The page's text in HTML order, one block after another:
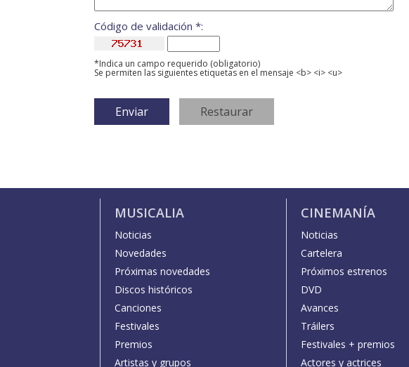
Código de validación *:
*Indica un campo requerido (obligatorio)
Se permiten las siguientes etiquetas en el mensaje <b> <i> <u>
MUSICALIA
Noticias
Novedades
Próximas novedades
Discos históricos
Canciones
Festivales
Premios
Artistas y grupos
CINEMANÍA
Noticias
Cartelera
Próximos estrenos
DVD
Avances
Tráilers
Festivales + premios
Actores y actrices